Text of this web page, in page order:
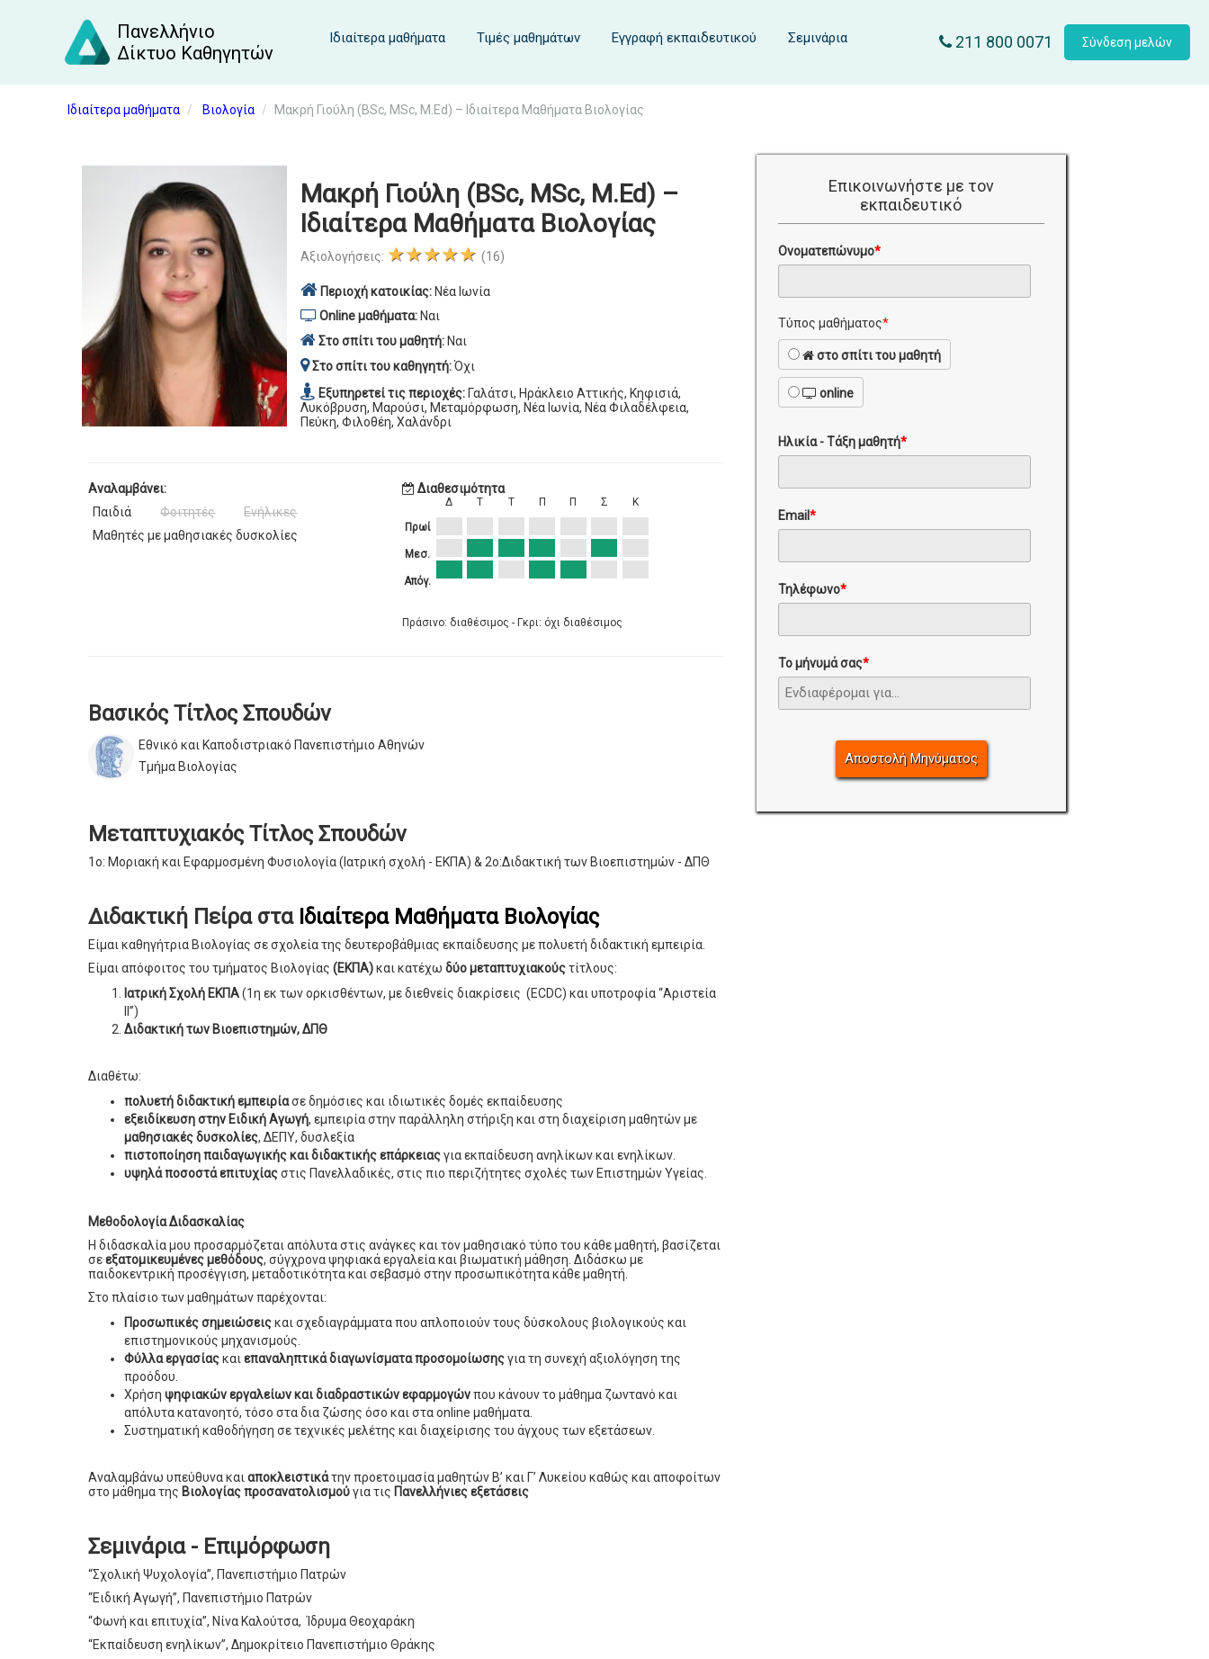
Πανελλήνιο
Δίκτυο Καθηγητών
Ιδιαίτερα μαθήματα Τιμές μαθημάτων Εγγραφή εκπαιδευτικού Σεμινάρια 211 800 0071 Σύνδεση μελών
Ιδιαίτερα μαθήματα Βιολογία Μακρή Γιούλη (BSc, MSc, M.Ed) – Ιδιαίτερα Μαθήματα Βιολογίας
Μακρή Γιούλη (BSc, MSc, M.Ed) –
Ιδιαίτερα Μαθήματα Βιολογίας
Αξιολογήσεις: ★★★★★ (16)
Περιοχή κατοικίας: Νέα Ιωνία
Online μαθήματα:Ναι
Στο σπίτι του μαθητή:Ναι
Στο σπίτι του καθηγητή:Όχι
Εξυπηρετεί τις περιοχές: Γαλάτσι, Ηράκλειο Αττικής, Κηφισιά,
Λυκόβρυση, Μαρούσι, Μεταμόρφωση, Νέα Ιωνία, Νέα Φιλαδέλφεια,
Πεύκη, Φιλοθέη, Χαλάνδρι
Αναλαμβάνει:
Παιδιά
Φοιτητές
Ενήλικες
Μαθητές με μαθησιακές δυσκολίες
Διαθεσιμότητα
Πρωί
Μεσ.
Απόγ.
Δ Τ Τ Π Π Σ Κ
Πράσινο: διαθέσιμος - Γκρι: όχι διαθέσιμος
Βασικός Τίτλος Σπουδών
Εθνικό και Καποδιστριακό Πανεπιστήμιο Αθηνών
Τμήμα Βιολογίας
Μεταπτυχιακός Τίτλος Σπουδών
1ο: Μοριακή και Εφαρμοσμένη Φυσιολογία (Ιατρική σχολή - ΕΚΠΑ) & 2ο:Διδακτική των Βιοεπιστημών - ΔΠΘ
Διδακτική Πείρα στα Ιδιαίτερα Μαθήματα Βιολογίας
Είμαι καθηγήτρια Βιολογίας σε σχολεία της δευτεροβάθμιας εκπαίδευσης με πολυετή διδακτική εμπειρία.
Είμαι απόφοιτος του τμήματος Βιολογίας(ΕΚΠΑ)και κατέχωδύο μεταπτυχιακούςτίτλους:
Ιατρική Σχολή ΕΚΠΑ(1η εκ των ορκισθέντων, με διεθνείς διακρίσεις (ECDC) και υποτροφία “Αριστεία
ΙΙ”)
Διδακτική των Βιοεπιστημών, ΔΠΘ
Διαθέτω:
πολυετή διδακτική εμπειρίασε δημόσιες και ιδιωτικές δομές εκπαίδευσης
εξειδίκευση στην Ειδική Αγωγή, εμπειρία στην παράλληλη στήριξη και στη διαχείριση μαθητών με
μαθησιακές δυσκολίες, ΔΕΠΥ, δυσλεξία
πιστοποίηση παιδαγωγικής και διδακτικής επάρκειαςγια εκπαίδευση ανηλίκων και ενηλίκων.
υψηλά ποσοστά επιτυχίαςστις Πανελλαδικές, στις πιο περιζήτητες σχολές των Επιστημών Υγείας.
Μεθοδολογία Διδασκαλίας
Η διδασκαλία μου προσαρμόζεται απόλυτα στις ανάγκες και τον μαθησιακό τύπο του κάθε μαθητή, βασίζεται
σεεξατομικευμένες μεθόδους, σύγχρονα ψηφιακά εργαλεία και βιωματική μάθηση. Διδάσκω με
παιδοκεντρική προσέγγιση, μεταδοτικότητα και σεβασμό στην προσωπικότητα κάθε μαθητή.
Στο πλαίσιο των μαθημάτων παρέχονται:
Προσωπικές σημειώσειςκαι σχεδιαγράμματα που απλοποιούν τους δύσκολους βιολογικούς και
επιστημονικούς μηχανισμούς.
Φύλλα εργασίαςκαιεπαναληπτικά διαγωνίσματα προσομοίωσηςγια τη συνεχή αξιολόγηση της
προόδου.
Χρήσηψηφιακών εργαλείων και διαδραστικών εφαρμογώνπου κάνουν το μάθημα ζωντανό και
απόλυτα κατανοητό, τόσο στα δια ζώσης όσο και στα online μαθήματα.
Συστηματική καθοδήγηση σε τεχνικές μελέτης και διαχείρισης του άγχους των εξετάσεων.
Αναλαμβάνω υπεύθυνα καιαποκλειστικάτην προετοιμασία μαθητών Β’ και Γ’ Λυκείου καθώς και αποφοίτων
στο μάθημα της Βιολογίας προσανατολισμούγια τις Πανελλήνιες εξετάσεις
Σεμινάρια - Επιμόρφωση
“Σχολική Ψυχολογία”, Πανεπιστήμιο Πατρών
“Ειδική Αγωγή”, Πανεπιστήμιο Πατρών
“Φωνή και επιτυχία”, Νίνα Καλούτσα, Ίδρυμα Θεοχαράκη
“Εκπαίδευση ενηλίκων”, Δημοκρίτειο Πανεπιστήμιο Θράκης
Επικοινωνήστε με τον
εκπαιδευτικό
Ονοματεπώνυμο*
Τύπος μαθήματος*
στο σπίτι του μαθητή
online
Ηλικία - Τάξη μαθητή*
Email*
Τηλέφωνο*
Το μήνυμά σας*